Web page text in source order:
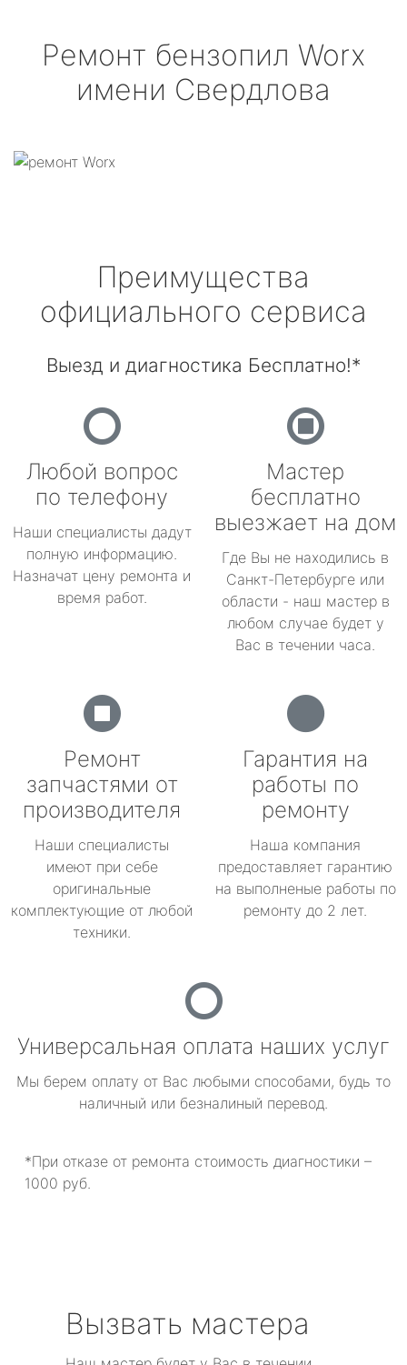
Ремонт бензопил Worx
имени Свердлова
Преимущества
официального сервиса
Выезд и диагностика Бесплатно!*
Любой вопрос
по телефону
Наши специалисты дадут
полную информацию.
Назначат цену ремонта и
время работ.
Мастер
бесплатно
выезжает на дом
Где Вы не находились в
Санкт-Петербурге или
области - наш мастер в
любом случае будет у
Вас в течении часа.
Ремонт
запчастями от
производителя
Наши специалисты
имеют при себе
оригинальные
комплектующие от любой
техники.
Гарантия на
работы по
ремонту
Наша компания
предоставляет гарантию
на выполненые работы по
ремонту до 2 лет.
Универсальная оплата наших услуг
Мы берем оплату от Вас любыми способами, будь то
наличный или безналиный перевод.
*При отказе от ремонта стоимость диагностики –
1000 руб.
Вызвать мастера